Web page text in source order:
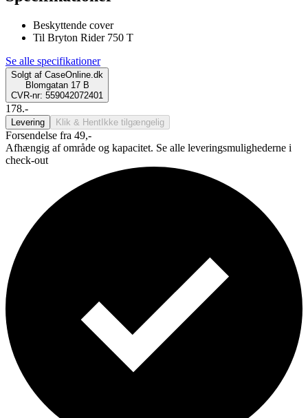
Beskyttende cover
Til Bryton Rider 750 T
Se alle specifikationer
Solgt af CaseOnline.dk
Blomgatan 17 B
CVR-nr: 559042072401
178.-
Levering Klik & Hent Ikke tilgængelig
Forsendelse fra 49,-
Afhængig af område og kapacitet. Se alle leveringsmulighederne i
check-out